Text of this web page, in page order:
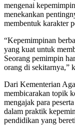
mengenai
menekankan
membentuk karakter
“Kepemimpinan
yang kuat untuk
Seorang pemimpin
orang di sekitarnya,”
Dari Kementerian
membicarakan topik
mengajak para
dalam praktik
pendidikan yang